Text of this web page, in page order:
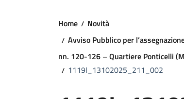
Home
Novità
Avviso Pubblico per
nn. 120-126 – Quartiere Ponticelli
1119I_13102025_211_002